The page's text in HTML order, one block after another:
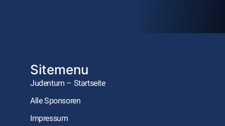
Sitemenu
Judentum – Startseite
Alle Sponsoren
Impressum